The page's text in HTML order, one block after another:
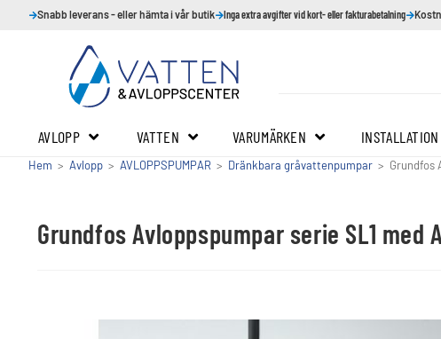
Snabb leverans - eller hämta i vår butik Inga extra avgifter vid kort- eller fakturabetalning
AVLOPP VATTEN VARUMÄRKEN
Hem > Avlopp > AVLOPPSPUMPAR > Dränkbara gråvattenpumpar > Grundfos
Grundfos Avloppspumpar serie SL1 med